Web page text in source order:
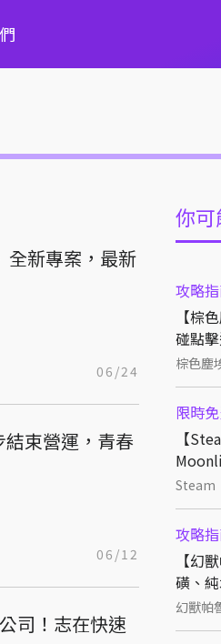
你
攻略
【棕
碰點
棕色塵
限時
【
Steam
攻略
【幻
磺、
幻獸帕
全新專案，最新
06/24
束營運，青春
06/12
司！志在快速